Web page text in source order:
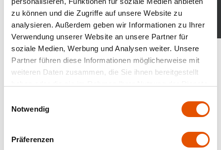
zu können und die Zugriffe auf unsere Website zu
analysieren. Außerdem geben wir Informationen zu Ihrer
Verwendung unserer Website an unsere Partner für
soziale Medien, Werbung und Analysen weiter. Unsere
Partner führen diese Informationen möglicherweise mit
weiteren Daten zusammen, die Sie ihnen bereitgestellt
Notwendig
Präferenzen
Catalogs and highlights